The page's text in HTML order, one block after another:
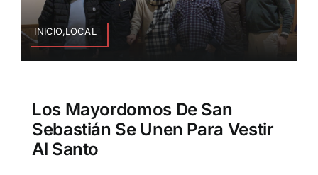
INICIO,LOCAL
Los Mayordomos De San
Sebastián Se Unen Para Vestir
Al Santo